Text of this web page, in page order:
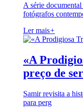
A série
fotógrafos
Ler mais+
«A
preço de
Samir revisita a
para perg